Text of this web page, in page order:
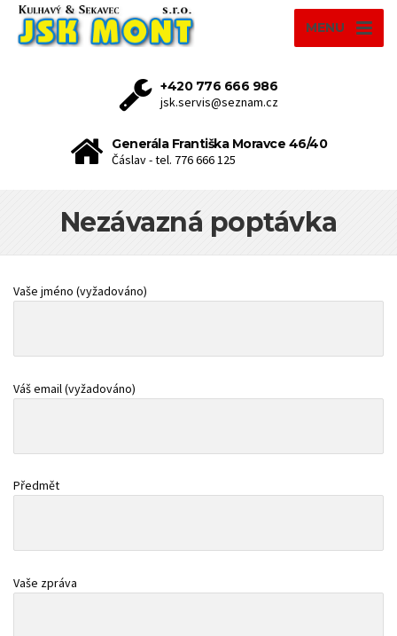
MENU
+420 776 666 986
jsk.servis@seznam.cz
Generála Františka Moravce 46/40
Čáslav - tel. 776 666 125
Nezávazná poptávka
Vaše jméno (vyžadováno)
Váš email (vyžadováno)
Předmět
Vaše zpráva